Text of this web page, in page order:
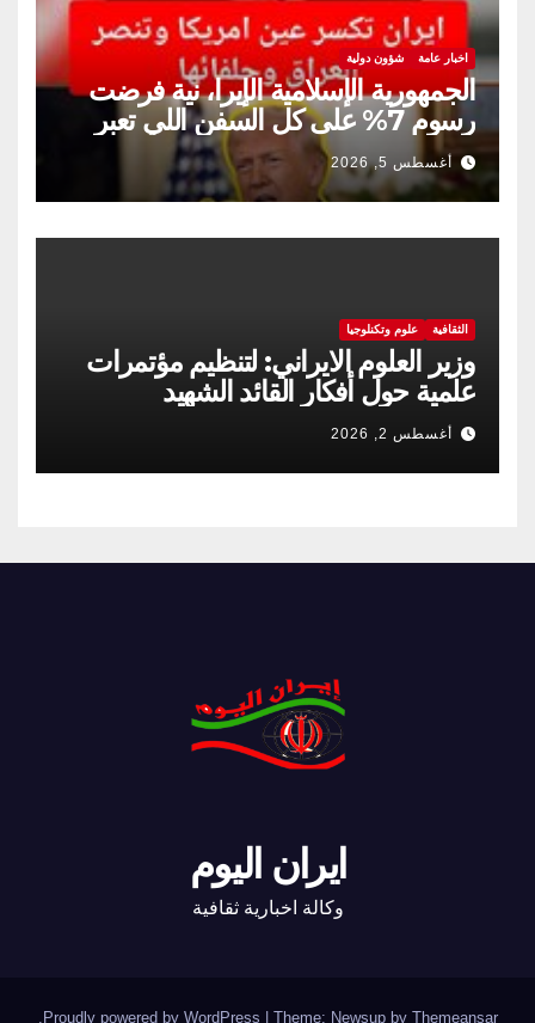
اخبار عامة شؤون دولية
الجمهورية الإسلامية الإيرا، نية فرضت
رسوم 7% على كل السفن اللي تعبر
مضيق هرمز
أغسطس 5, 2026
الثقافية علوم وتكنلوجيا
وزير العلوم الايراني: لتنظيم مؤتمرات
علمية حول أفكار القائد الشهيد
أغسطس 2, 2026
ايران اليوم
وكالة اخبارية ثقافية
Proudly powered by WordPress | Theme: Newsup by Themeansar